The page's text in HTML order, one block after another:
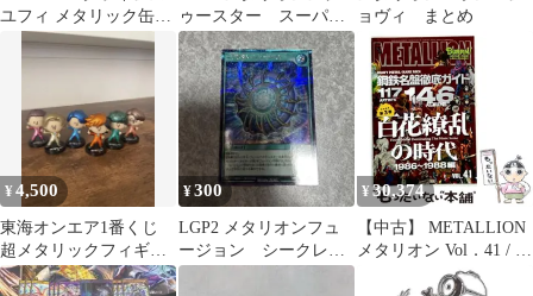
ユフィ メタリック缶バ
ッジ
ゥースター スーパ
ー 3枚
ョヴィ まとめ
¥4,500
東海オンエア1番くじ
超メタリックフィギュ
ア 6体セット
¥300
LGP2 メタリオンフュ
ージョン シークレッ
ト
¥30,374
【中古】 METALLION
メタリオン Vol．41 / シ
ンコーミュージック /